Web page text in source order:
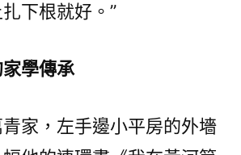
下根就好。”
學傳承
家，左手邊小平房的外墻